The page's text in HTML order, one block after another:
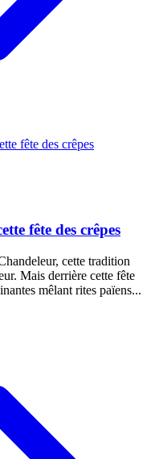
fête des crêpes
cette tradition
Mais derrière cette fête
mêlant rites païens...